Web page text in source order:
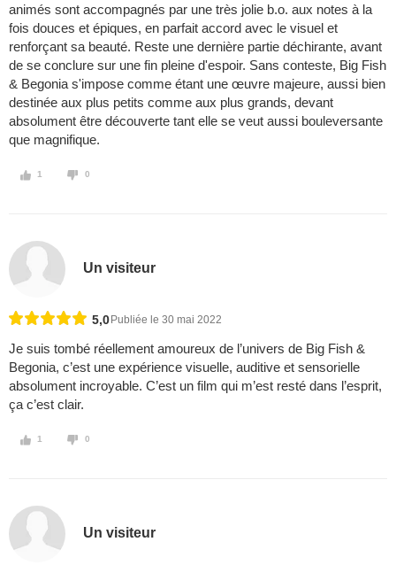
animés sont accompagnés par une très jolie b.o. aux notes à la
fois douces et épiques, en parfait accord avec le visuel et
renforçant sa beauté. Reste une dernière partie déchirante, avant
de se conclure sur une fin pleine d'espoir. Sans conteste, Big Fish
& Begonia s'impose comme étant une œuvre majeure, aussi bien
destinée aux plus petits comme aux plus grands, devant
absolument être découverte tant elle se veut aussi bouleversante
que magnifique.
1 0
Un visiteur
5,0 Publiée le 30 mai 2022
Je suis tombé réellement amoureux de l’univers de Big Fish &
Begonia, c’est une expérience visuelle, auditive et sensorielle
absolument incroyable. C’est un film qui m’est resté dans l’esprit,
ça c’est clair.
1 0
Un visiteur